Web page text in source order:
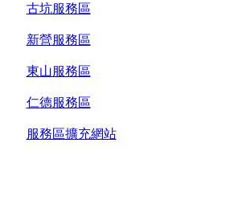
古坑服務區
新營服務區
東山服務區
仁德服務區
服務區擴充網站